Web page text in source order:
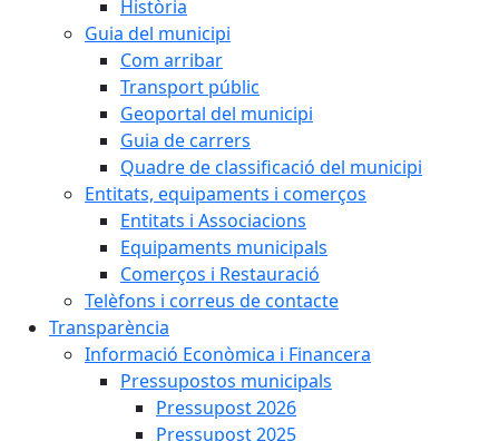
Història
Guia del municipi
Com arribar
Transport públic
Geoportal del municipi
Guia de carrers
Quadre de classificació del municipi
Entitats, equipaments i comerços
Entitats i Associacions
Equipaments municipals
Comerços i Restauració
Telèfons i correus de contacte
Transparència
Informació Econòmica i Financera
Pressupostos municipals
Pressupost 2026
Pressupost 2025